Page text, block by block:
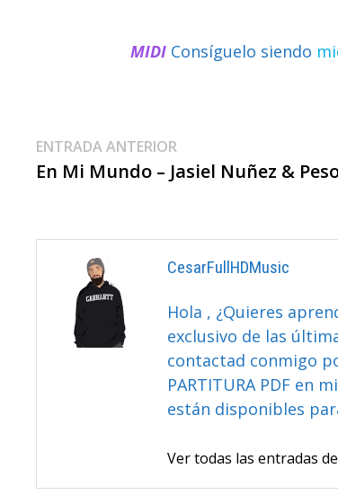
MIDI Consíguelo siendo
Navegación
De
ENTRADA ANTERIOR
anterior:
En Mi Mundo – Jasiel Nuñez &
CesarFullHDMusic
Hola , ¿Quieres
exclusivo de las
contactad conmigo
PARTITURA PDF en
están disponibles
Ver todas las entradas